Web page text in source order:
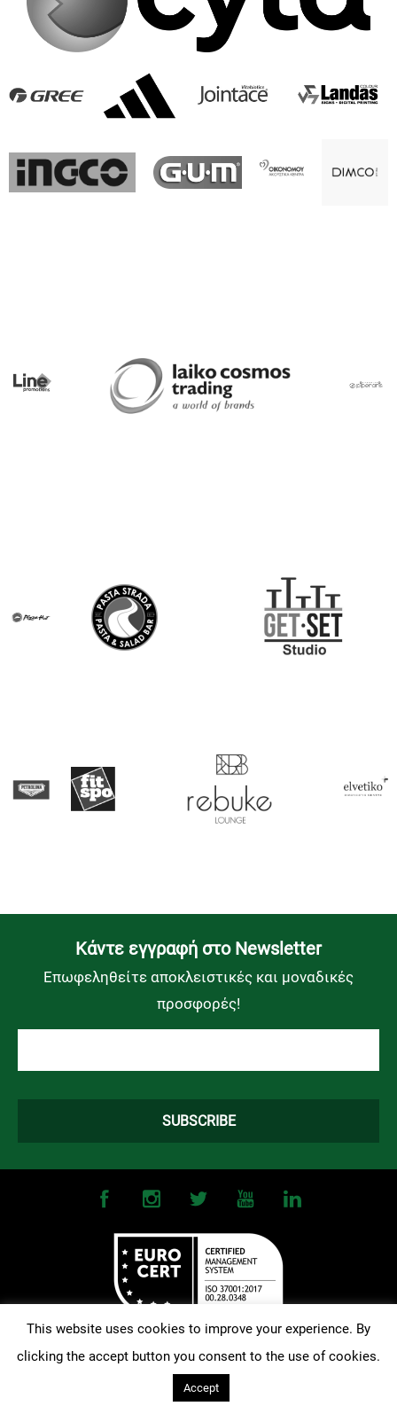
Kάντε εγγραφή στο Newsletter
Επωφεληθείτε αποκλειστικές και μοναδικές
προσφορές!
©2026OMONOIA FC. All Rights Reserved | Terms and Conditions|
This website uses cookies to improve your experience. By
clicking the accept button you consent to the use of cookies.
Accept